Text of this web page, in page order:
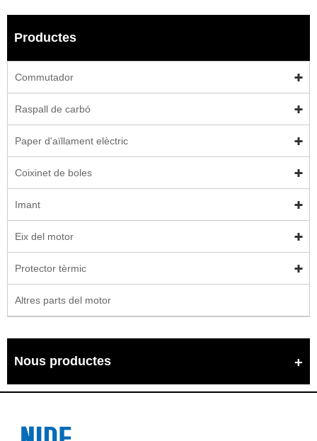
Productes
Commutador
Raspall de carbó
Paper d'aïllament elèctric
Coixinet de boles
Imant
Eix del motor
Protector tèrmic
Altres parts del motor
Nous productes